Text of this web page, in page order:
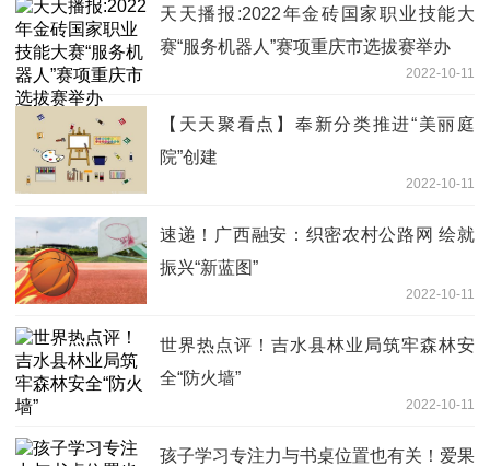
天天播报:2022年金砖国家职业技能大
赛“服务机器人”赛项重庆市选拔赛举办
2022-10-11
【天天聚看点】奉新分类推进“美丽庭
院”创建
2022-10-11
速递！广西融安：织密农村公路网 绘就
振兴“新蓝图”
2022-10-11
世界热点评！吉水县林业局筑牢森林安
全“防火墙”
2022-10-11
孩子学习专注力与书桌位置也有关！爱果